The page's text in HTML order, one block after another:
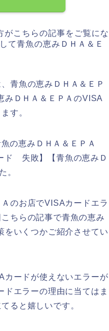
がこちらの記事をご覧にな
て青魚の恵みＤＨＡ＆Ｅ
青魚の恵みＤＨＡ＆ＥＰ
みＤＨＡ＆ＥＰＡのVISA
す。
の恵みＤＨＡ＆ＥＰＡ
ド 失敗】【青魚の恵みＤ
。
のお店でVISAカードエラ
ちらの記事で青魚の恵み
をいくつかご紹介させてい
カードが使えないエラーが
エラーの理由に当てはま
ると嬉しいです。